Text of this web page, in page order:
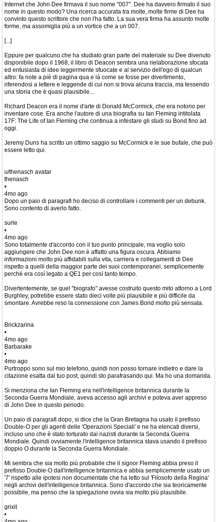
Internet che John Dee firmava il suo nome "007". Dee ha davvero firmato il suo
nome in questo modo? Una ricerca accurata tra molte, molte firme di Dee ha
convinto questo scrittore che non l'ha fatto. La sua vera firma ha assunto molte
forme, ma assomiglia più a un vortice che a un 007.
[...]
Eppure per qualcuno che ha studiato gran parte del materiale su Dee divenuto
disponibile dopo il 1968, il libro di Deacon sembra una rielaborazione sfocata
ed entusiasta di idee leggermente sfuocate e al servizio dell'ego di qualcun
altro: fa note a piè di pagina qua e là come se fosse per divertimento,
riferendosi a lettere e leggende di cui non si trova alcuna traccia, ma tessendo
una storia che è quasi plausibile...
Richard Deacon era il nome d'arte di Donald McCormick, che era notorio per
inventare cose. Era anche l'autore di una biografia su Ian Fleming intitolata
17F: The Life of Ian Fleming che continua a infestare gli studi su Bond fino ad
oggi.
Jeremy Duns ha scritto un ottimo saggio su McCormick e le sue bufale, che può
essere letto qui.
u/thenasch avatar
thenasch
•
4mo ago
Dopo un paio di paragrafi ho deciso di controllare i commenti per un debunk.
Sono contento di averlo fatto.
surle
•
4mo ago
Sono totalmente d'accordo con il tuo punto principale, ma voglio solo
aggiungere che John Dee non è affatto una figura oscura. Abbiamo
informazioni molto più affidabili sulla vita, carriera e collegamenti di Dee
rispetto a quelli della maggior parte dei suoi contemporanei, semplicemente
perché era così legato a QE1 per così tanto tempo.
Divertentemente, se quel "biografo" avesse costruito questo mito attorno a Lord
Burghley, potrebbe essere stato dieci volte più plausibile e più difficile da
smontare. Avrebbe reso la connessione con James Bond molto più sensata.
Brickzarina
•
4mo ago
Barbarake
•
4mo ago
Purtroppo sono sul mio telefono, quindi non posso tornare indietro e dare la
citazione esatta dal tuo post, quindi sto parafrasando qui. Ma ho una domanda.
Si menziona che Ian Fleming era nell'intelligence britannica durante la
Seconda Guerra Mondiale, aveva accesso agli archivi e poteva aver appreso
di John Dee in questo periodo.
Un paio di paragrafi dopo, si dice che la Gran Bretagna ha usato il prefisso
Double-O per gli agenti delle 'Operazioni Speciali' e ne ha elencati diversi,
incluso uno che è stato torturato dai nazisti durante la Seconda Guerra
Mondiale. Quindi ovviamente l'intelligence britannica stava usando il prefisso
doppio O durante la Seconda Guerra Mondiale.
Mi sembra che sia molto più probabile che il signor Fleming abbia preso il
prefisso Double-O dall'intelligence britannica e abbia semplicemente usato un
'7' rispetto alle ipotesi non documentate che ha letto sul 'Filosofo della Regina'
negli archivi dell'intelligence britannica. Sono d'accordo che sia teoricamente
possibile, ma penso che la spiegazione ovvia sia molto più plausibile.
grixit
•